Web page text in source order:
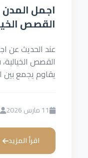
اجمل المدن
القصص
عند الحديث عن
القصص الخيالية،
يقاوم يجمع بين
11 مارس 2026
اقرأ المزيد